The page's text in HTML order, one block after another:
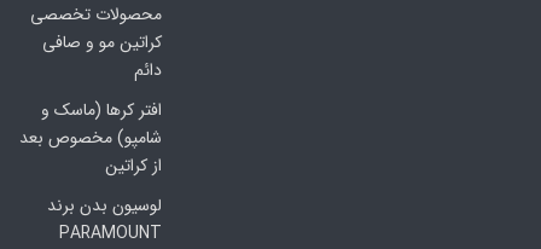
محصولات تخصصی
کراتین مو و صافی
دائم
افتر کرها (ماسک و
شامپو) مخصوص بعد
از کراتین
لوسیون بدن برند
PARAMOUNT